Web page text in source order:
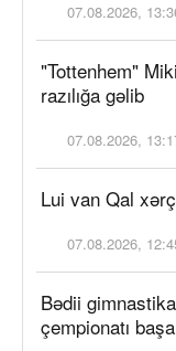
07.08.2026,
"Tottenhem"
razılığa gəlib
07.08.2026,
Lui van Qal
07.08.2026,
Bədii
çempionatı